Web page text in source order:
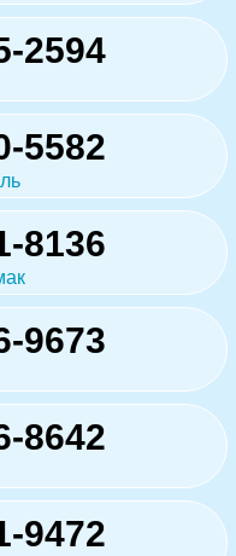
2594
5582
8136
9673
8642
9472